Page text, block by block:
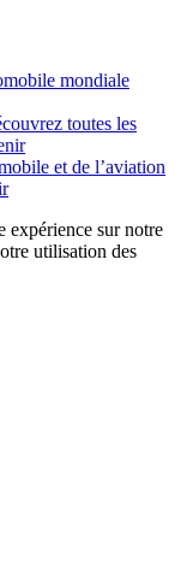
mondiale
toutes les
et de l’aviation
expérience sur notre
utilisation des